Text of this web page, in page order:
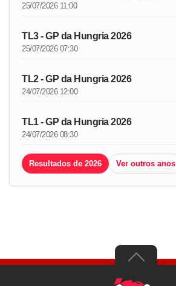
25/07/2026 11:00
TL3 - GP da Hungria 2026
25/07/2026 07:30
TL2 - GP da Hungria 2026
24/07/2026 12:00
TL1 - GP da Hungria 2026
24/07/2026 08:30
Resultados de 2026 Ver outros anos